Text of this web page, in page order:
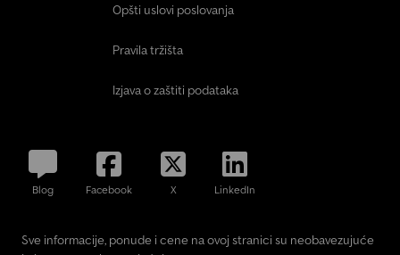
Opšti uslovi poslovanja
Pravila tržišta
Izjava o zaštiti podataka
Blog Facebook X LinkedIn
Sve informacije, ponude i cene na ovoj stranici su neobavezujuće